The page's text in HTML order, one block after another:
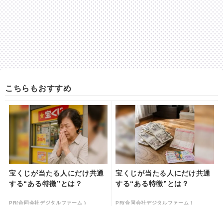
こちらもおすすめ
宝くじが当たる人にだけ共通
する“ある特徴”とは？
PR(合同会社デジタルファーム )
宝くじが当たる人にだけ共通
する“ある特徴”とは？
PR(合同会社デジタルファーム )